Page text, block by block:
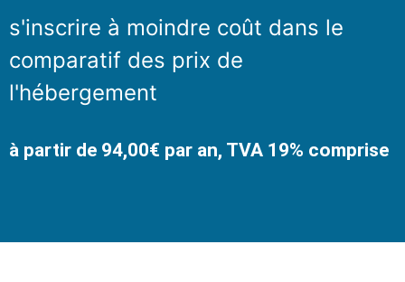
s'inscrire à moindre coût dans le
comparatif des prix de
l'hébergement
à partir de 94,00€ par an, TVA 19% comprise